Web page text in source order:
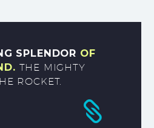
SPLENDOR OF
THE MIGHTY
ROCKET.